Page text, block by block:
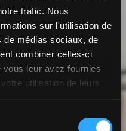
trafic. Nous
sur l'utilisation de
de médias sociaux, de
combiner celles-ci
leur avez fournies
utilisation de leurs